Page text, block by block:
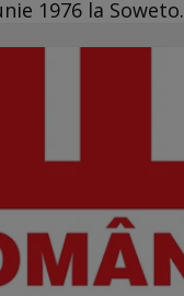
1976 la Soweto.